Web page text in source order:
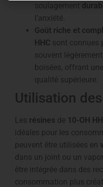
soulagement
l’anxiété.
Goût riche et
HHC sont connues
souvent
boisées, offrant
qualité supérieure.
Utilisation
Les résines de 10-OH
idéales pour les
peuvent être utilisées en
dans un joint ou un
être intégrée dans des
consommation plus